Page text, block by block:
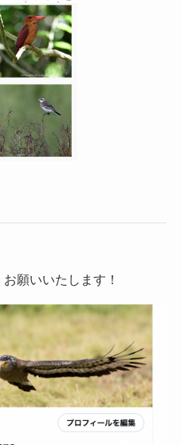
願いいたします！